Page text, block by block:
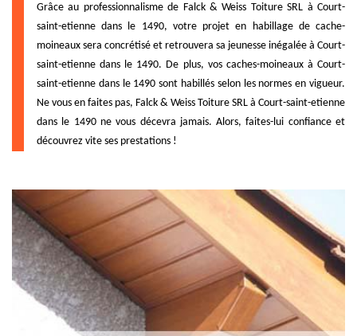
Grâce au professionnalisme de Falck & Weiss Toiture SRL à Court-
saint-etienne dans le 1490, votre projet en habillage de cache-
moineaux sera concrétisé et retrouvera sa jeunesse inégalée à Court-
saint-etienne dans le 1490. De plus, vos caches-moineaux à Court-
saint-etienne dans le 1490 sont habillés selon les normes en vigueur.
Ne vous en faites pas, Falck & Weiss Toiture SRL à Court-saint-etienne
dans le 1490 ne vous décevra jamais. Alors, faites-lui confiance et
découvrez vite ses prestations !